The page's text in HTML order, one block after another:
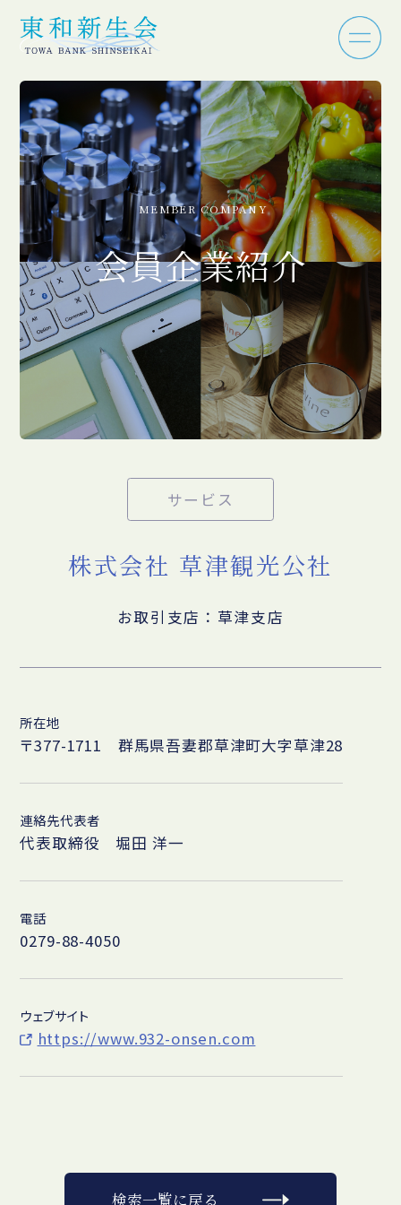
MEMBER COMPANY
会員企業紹介
サービス
株式会社 草津観光公社
お取引支店：草津支店
所在地
〒377-1711 群馬県吾妻郡草津町大字草津28
連絡先代表者
代表取締役 堀田 洋一
電話
0279-88-4050
ウェブサイト
https://www.932-onsen.com
検索一覧に戻る